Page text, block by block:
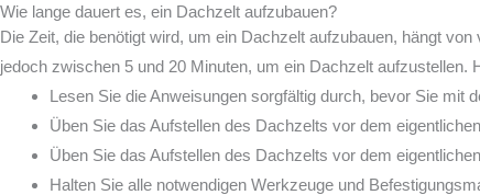
Wie lange dauert es, ein Dachzelt aufzubauen?
Die Zeit, die benötigt wird, um ein Dachzelt aufzubauen, hängt
jedoch zwischen 5 und 20 Minuten, um ein Dachzelt
Lesen Sie die Anweisungen sorgfältig durch, bevor Sie mit
Üben Sie das Aufstellen des Dachzelts vor dem
Üben Sie das Aufstellen des Dachzelts vor dem
Halten Sie alle notwendigen Werkzeuge und